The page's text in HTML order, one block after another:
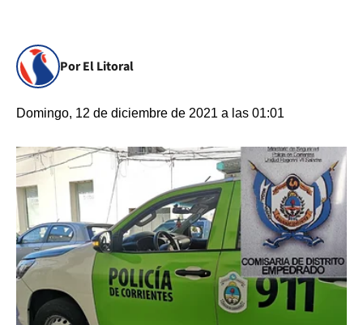
Por El Litoral
Domingo, 12 de diciembre de 2021 a las 01:01